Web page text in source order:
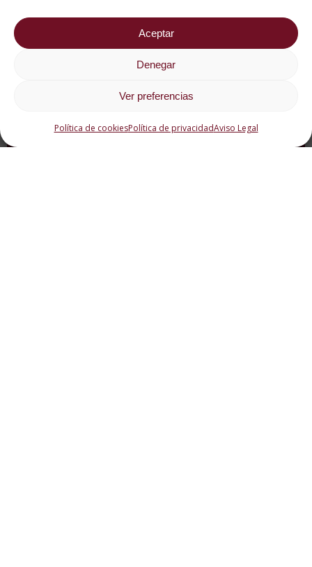
Aceptar
Denegar
Ver preferencias
Política de cookiesPolítica de privacidadAviso Legal
Qué es el Cold Brew